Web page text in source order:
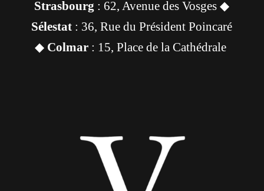
Strasbourg : 62, Avenue des Vosges ◆
Sélestat : 36, Rue du Président Poincaré
◆ Colmar: 15, Place de la Cathédrale